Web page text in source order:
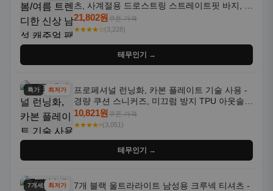
츠, 사계절용 드로스트링 스트레이트핏 바지, 한
국 스타일, 활용도 높은 아웃도어 및 정장용, 발
목 바지
21,802원쿠폰 가격
★★★★☆(3,228)
테무인기 →
특가 최저가
프로페셔널 런닝화, 카본 플레이트 기술 사용 -
경량 쿠션 스니커즈, 미끄럼 방지 TPU 아웃솔,
통기성 화이트-퍼플 그라데이션, 헬스, 트레이
닝 - 남성용, 여성용, 모든 계절에 적합
10,821원쿠폰 가격
★★★★⭐(3,051)
테무인기 →
7개세트최저가
7개 블랙 울트라라이트 남성용 크루넥 티셔츠 -